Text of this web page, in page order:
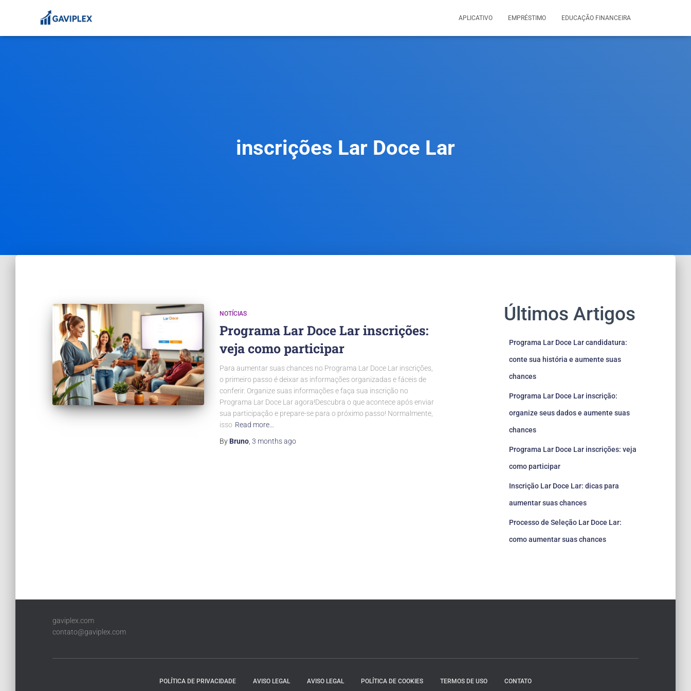
APLICATIVO EMPRÉSTIMO EDUCAÇÃO FINANCEIRA
inscrições Lar Doce Lar
NOTÍCIAS
Programa Lar Doce Lar inscrições:
veja como participar
Para aumentar suas chances no Programa Lar Doce Lar inscrições,
o primeiro passo é deixar as informações organizadas e fáceis de
conferir. Organize suas informações e faça sua inscrição no
Programa Lar Doce Lar agora!Descubra o que acontece após enviar
sua participação e prepare-se para o próximo passo! Normalmente,
isso Read more…
By Bruno 3 monthsago
Últimos Artigos
Programa Lar Doce Lar candidatura:
conte sua história e aumente suas
chances
Programa Lar Doce Lar inscrição:
organize seus dados e aumente suas
chances
Programa Lar Doce Lar inscrições: veja
como participar
Inscrição Lar Doce Lar: dicas para
aumentar suas chances
Processo de Seleção Lar Doce Lar:
como aumentar suas chances
gaviplex.com
contato@gaviplex.com
POLÍTICA DE PRIVACIDADE AVISO LEGAL AVISO LEGAL POLÍTICA DE COOKIES TERMOS DE USO CONTATO